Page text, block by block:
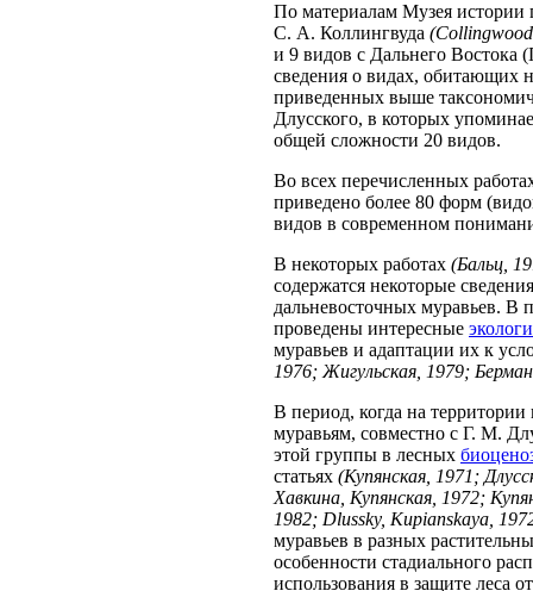
По материалам Музея истории
С. А. Коллингвуда
и 9 видов с Дальнего
сведения о видах, обитающих
приведенных выше
Длусского, в которых
общей сложности 20 видов.
Во всех перечисленных
приведено более 80 форм
видов в современном
В некоторых работах (Бальц,
содержатся некоторые
дальневосточных муравьев. В
проведены интересные
муравьев и адаптации их к
1976; Жигульская, 1979;
В период, когда на
муравьям, совместно с Г. М.
этой группы в лесных
статьях (Купянская, 1971;
Хавкина, Купянская, 1972;
1982; Dlussky, Kupianskaya,
муравьев в разных
особенности стадиального
использования в защите леса